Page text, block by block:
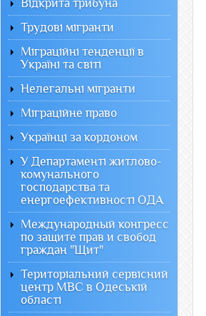
Відкрита трибуна
Трудові мігранти
Міграційні тенденції в
Україні та світі
Нелегальні мігранти
Міграційне право
Українці за кордоном
У Департаменті житлово-
комунального
господарства та
енергоефективності ОДА
Международный конгресс
по защите прав и свобод
граждан "Щит"
Територіальний сервісний
центр МВС в Одеській
області